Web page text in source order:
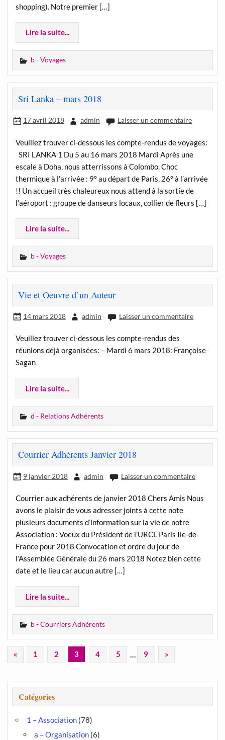
shopping). Notre premier […]
Lire la suite...
b - Voyages
Sri Lanka – mars 2018
17 avril 2018 admin Laisser un commentaire
Veuillez trouver ci-dessous les compte-rendus de voyages:
SRI LANKA 1 Du 5 au 16 mars 2018 Mardi Après une
escale à Doha, nous atterrissons à Colombo. Choc
thermique à l’arrivée : 9° au départ de Paris, 26° à l’arrivée
!! Un accueil très chaleureux nous attend à la sortie de
l’aéroport : groupe de danseurs locaux, collier de fleurs […]
Lire la suite...
b - Voyages
Vie et Oeuvre d’un Auteur
14 mars 2018 admin Laisser un commentaire
Veuillez trouver ci-dessous les compte-rendus des
réunions déjà organisées: – Mardi 6 mars 2018: Françoise
Sagan
Lire la suite...
d - Relations Adhérents
Courrier Adhérents Janvier 2018
9 janvier 2018 admin Laisser un commentaire
Courrier aux adhérents de janvier 2018 Chers Amis Nous
avons le plaisir de vous adresser joints à cette note
plusieurs documents d’information sur la vie de notre
Association : Voeux du Président de l’URCL Paris Ile-de-
France pour 2018 Convocation et ordre du jour de
l’Assemblée Générale du 26 mars 2018 Notez bien cette
date et le lieu car aucun autre […]
Lire la suite...
b - Courriers Adhérents
« 1 2 3 4 5 9 »
Catégories
1 – Association(78)
a – Organisation(6)